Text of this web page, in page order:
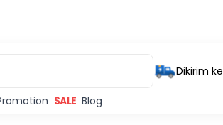
Dikirim ke
SALE Blog